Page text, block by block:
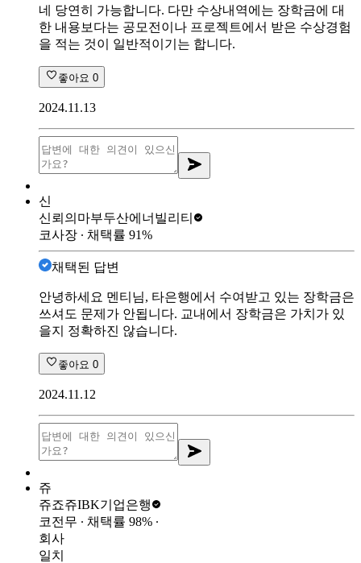
네 당연히 가능합니다. 다만 수상내역에는 장학금에 대
한 내용보다는 공모전이나 프로젝트에서 받은 수상경험
을 적는 것이 일반적이기는 합니다.
좋아요 0
2024.11.13
신
신뢰의마부두산에너빌리티
코사장 ∙ 채택률 91%
채택된 답변
안녕하세요 멘티님, 타은행에서 수여받고 있는 장학금은
쓰셔도 문제가 안됩니다. 교내에서 장학금은 가치가 있
을지 정확하진 않습니다.
좋아요 0
2024.11.12
쥬
쥬죠쥬IBK기업은행
코전무 ∙ 채택률 98% ∙
회사
일치